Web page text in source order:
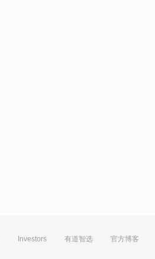
Investors 有道智选 官方博客